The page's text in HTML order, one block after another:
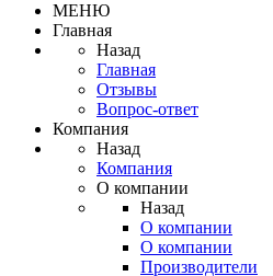
МЕНЮ
Главная
Назад
Главная
Отзывы
Вопрос-ответ
Компания
Назад
Компания
О компании
Назад
О компании
О компании
Производители